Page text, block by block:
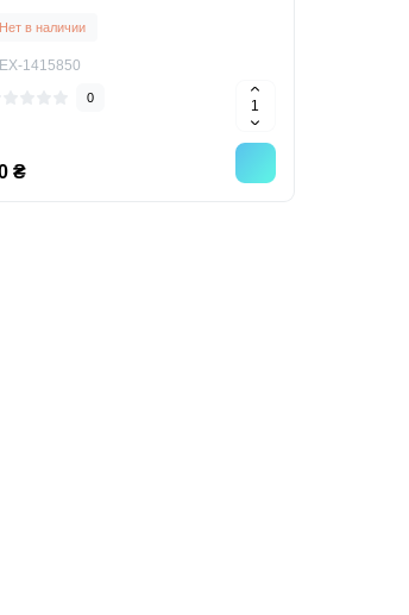
Нет в наличии
1415850
0
₴